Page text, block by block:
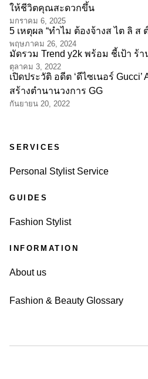
ให้ชีวิตคุณสะดวกขึ้น
มกราคม 6, 2025
5 เหตุผล “ทำไม ต้องจ้างส ไต ลิ ส
พฤษภาคม 26, 2024
มัดรวม Trend y2k พร้อม ชี้เป้า ร้
ตุลาคม 3, 2022
เปิดประวัติ อดีต ‘ดีไซเนอร์ Gucci’
สร้างตำนานวงการ GG
กันยายน 20, 2022
SERVICES
Personal Stylist Service
GUIDES
Fashion Stylist
INFORMATION
About us
Fashion & Beauty Glossary